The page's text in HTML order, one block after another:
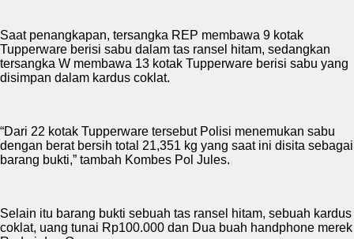
Saat penangkapan, tersangka REP membawa 9 kotak
Tupperware berisi sabu dalam tas ransel hitam, sedangkan
tersangka W membawa 13 kotak Tupperware berisi sabu yang
disimpan dalam kardus coklat.
“Dari 22 kotak Tupperware tersebut Polisi menemukan sabu
dengan berat bersih total 21,351 kg yang saat ini disita sebagai
barang bukti,” tambah Kombes Pol Jules.
Selain itu barang bukti sebuah tas ransel hitam, sebuah kardus
coklat, uang tunai Rp100.000 dan Dua buah handphone merek